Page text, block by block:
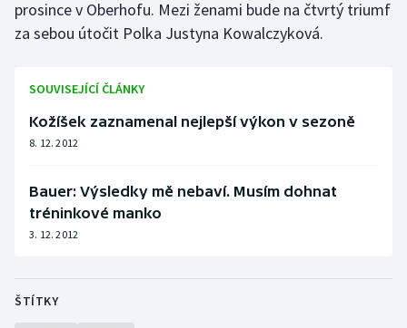
Krasobruslení
Moderní pětiboj
Motorsport
Olympijské hry
prosince v Oberhofu. Mezi ženami bude na čtvrtý triumf
za sebou útočit Polka Justyna Kowalczyková.
SOUVISEJÍCÍ ČLÁNKY
Kožíšek zaznamenal nejlepší výkon v sezoně
8. 12. 2012
Bauer: Výsledky mě nebaví. Musím dohnat
tréninkové manko
3. 12. 2012
ŠTÍTKY